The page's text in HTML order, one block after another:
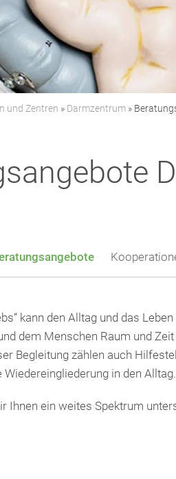
und Zentren » Darmzentrum »
kann den Alltag und das
dem Menschen Raum und
Begleitung zählen auch
in den Alltag.
Ihnen ein weites Spektrum